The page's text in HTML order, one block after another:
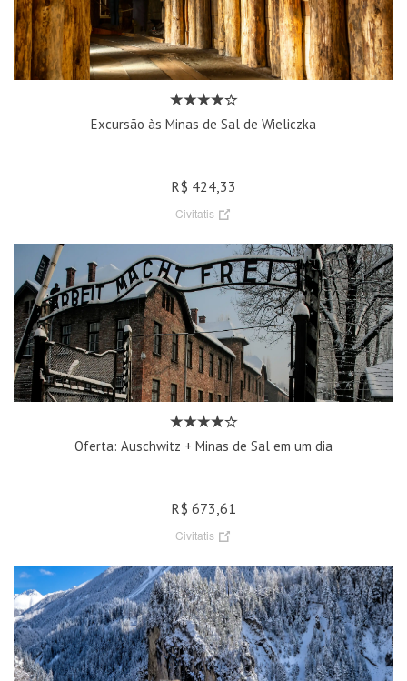
Excursão às Minas de Sal de Wieliczka
R$ 424,33
Civitatis
Oferta: Auschwitz + Minas de Sal em um dia
R$ 673,61
Civitatis